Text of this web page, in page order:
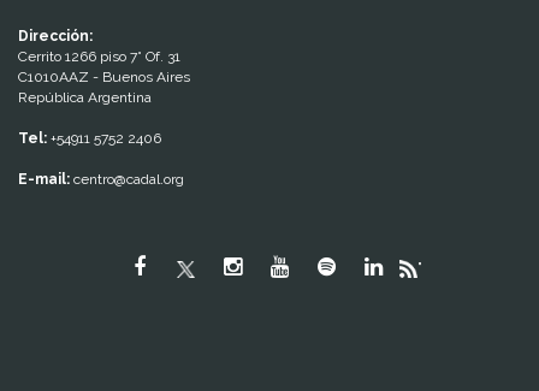
Dirección:
Cerrito 1266 piso 7° Of. 31
C1010AAZ - Buenos Aires
República Argentina
Tel: +54911 5752 2406
E-mail: centro@cadal.org
"